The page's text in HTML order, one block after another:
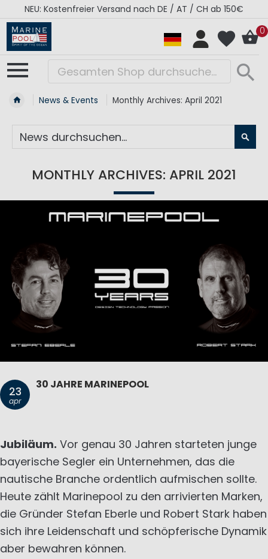
NEU: Kostenfreier Versand nach DE / AT / CH ab 150€
0
News & Events Monthly Archives: April 2021
MONTHLY ARCHIVES: APRIL 2021
23
apr
30 JAHRE MARINEPOOL
Jubiläum. Vor genau 30 Jahren starteten junge
bayerische Segler ein Unternehmen, das die
nautische Branche ordentlich aufmischen sollte.
Heute zählt Marinepool zu den arrivierten Marken,
die Gründer Stefan Eberle und Robert Stark haben
sich ihre Leidenschaft und schöpferische Dynamik
aber bewahren können.